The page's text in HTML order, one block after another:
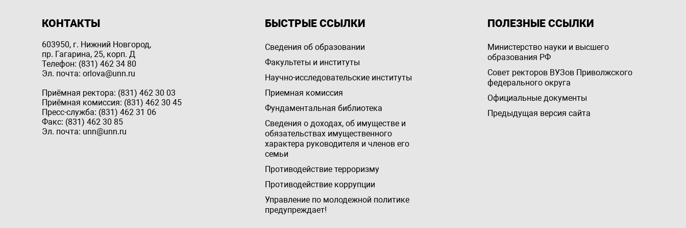
КОНТАКТЫ
603950, г. Нижний Новгород,
пр. Гагарина, 25, корп. Д
Телефон: (831) 462 34 80
Эл. почта: orlova@unn.ru
Приёмная ректора: (831) 462 30 03
Приёмная комиссия: (831) 462 30 45
Пресс-служба: (831) 462 31 06
Факс: (831) 462 30 85
Эл. почта: unn@unn.ru
БЫСТРЫЕ ССЫЛКИ
Сведения об образовании
Факультеты и институты
Научно-исследовательские институты
Приемная комиссия
Фундаментальная библиотека
Сведения о доходах, об имуществе и
обязательствах имущественного
характера руководителя и членов его
семьи
Противодействие терроризму
Противодействие коррупции
Управление по молодежной политике
предупреждает!
ПОЛЕЗНЫЕ ССЫЛКИ
Министерство науки и высшего
образования РФ
Совет ректоров ВУЗов Приволжского
федерального округа
Официальные документы
Предыдущая версия сайта